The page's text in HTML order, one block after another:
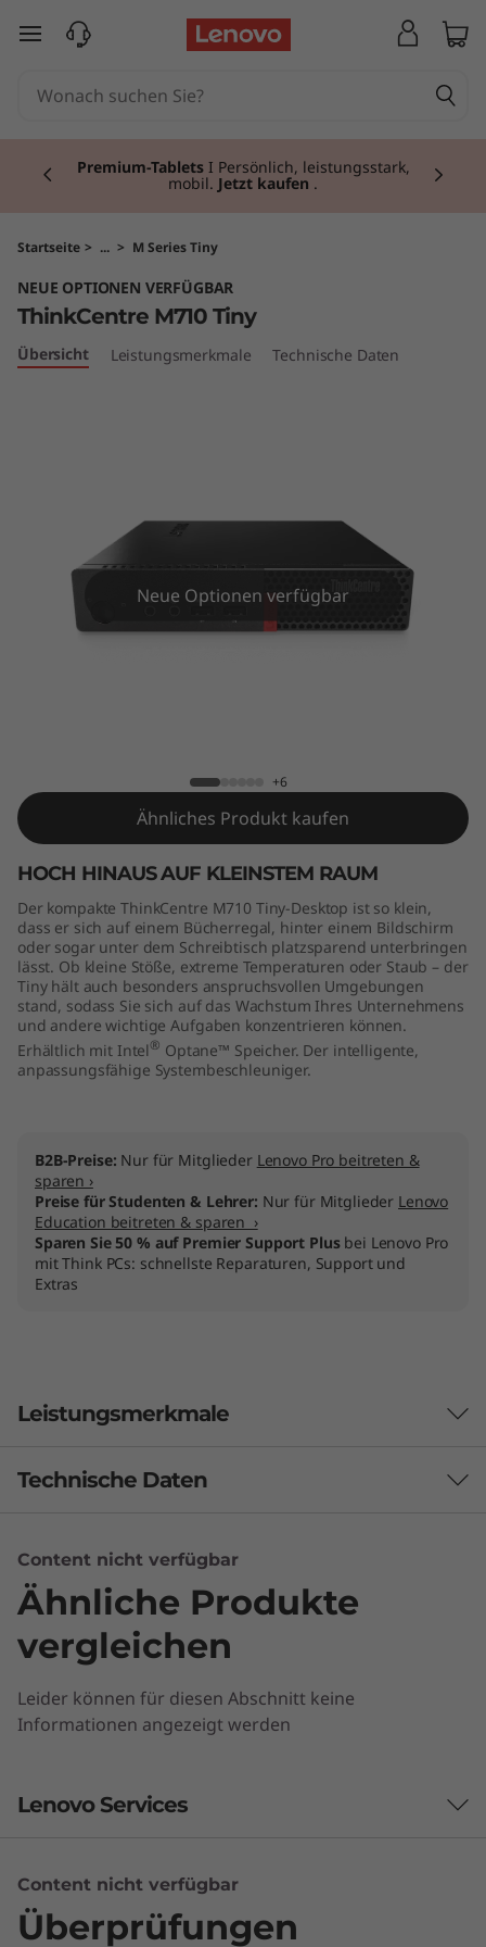
T
C
e
n
n
y
zum Hauptinhalt springen
Premium-TabletsI Persönlich, leistungsstark,
mobil. Jetzt kaufen .
Startseite > ... > M Series Tiny
NEUE OPTIONEN VERFÜGBAR
ThinkCentre M710 Tiny
Übersicht Leistungsmerkmale Technische Daten
Neue Optionen verfügbar
+6
Ähnliches Produkt kaufen
HOCH HINAUS AUF KLEINSTEM RAUM
Der kompakte ThinkCentre M710 Tiny-Desktop ist so klein,
dass er sich auf einem Bücherregal, hinter einem Bildschirm
oder sogar unter dem Schreibtisch platzsparend unterbringen
lässt. Ob kleine Stöße, extreme Temperaturen oder Staub – der
Tiny hält auch besonders anspruchsvollen Umgebungen
stand, sodass Sie sich auf das Wachstum Ihres Unternehmens
und andere wichtige Aufgaben konzentrieren können.
Erhältlich mit Intel® Optane™ Speicher. Der intelligente,
anpassungsfähige Systembeschleuniger.
B2B-Preise: Nur für Mitglieder Lenovo Pro beitreten &
sparen ›
Preise für Studenten & Lehrer: Nur für Mitglieder Lenovo
Education beitreten & sparen ›
Sparen Sie 50 % auf Premier Support Plusbei Lenovo Pro
mit Think PCs: schnellste Reparaturen, Support und
Extras
Leistungsmerkmale
kleine Desktop-PC findet wirklich überall Platz
und lässt sich waagerecht oder senkrecht
positionieren – zur Montage an der Wand,
Technische Daten
Brand
ThinkCentre
Content nicht verfügbar
Ähnliche Produkte
vergleichen
Leider können für diesen Abschnitt keine
Informationen angezeigt werden
Lenovo Services
Lenovo Premier Support Plus
Unterstützen Sie Ihre ortsunabhängig arbeitende
Content nicht verfügbar
Überprüfungen